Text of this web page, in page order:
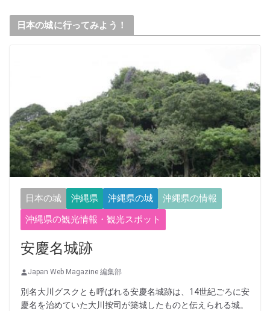
日本の城に行ってみよう！
日本の城 沖縄県 沖縄県の城
沖縄県の情報
沖縄県の観光情報・観光スポット
安慶名城跡
Japan Web Magazine 編集部
別名大川グスクとも呼ばれる安慶名城跡は、14世紀ごろに安
慶名を治めていた大川按司が築城したものと伝えられる城。